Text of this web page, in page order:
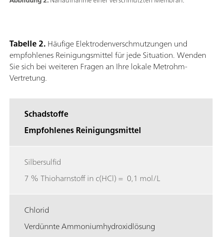
Tabelle 2.Häufige Elektrodenverschmutzungen und
empfohlenes Reinigungsmittel für jede Situation. Wenden
Sie sich bei weiteren Fragen an Ihre lokale Metrohm-
Vertretung.
Schadstoffe
Empfohlenes Reinigungsmittel
Silbersulfid
7 % Thioharnstoff in c(HCl) = 0,1 mol/L
Chlorid
Verdünnte Ammoniumhydroxidlösung